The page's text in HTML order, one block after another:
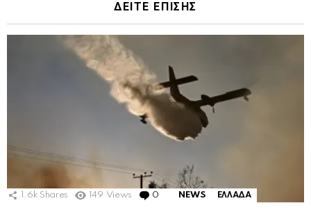
ΔΕΙΤΕ ΕΠΙΣΗΣ
1.6k Shares 149 Views 0 Comments
NEWS ΕΛΛΑΔΑ